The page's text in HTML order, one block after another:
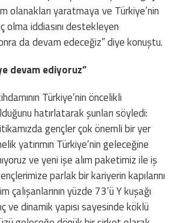
olanakları yaratmaya ve Türkiye’nin
iddiasını destekleyen
da devam edeceğiz” diye konuştu.
devam ediyoruz”
Türkiye’nin öncelikli
hatırlatarak şunları söyledi:
gençler çok önemli bir yer
yatırımın Türkiye’nin geleceğine
ve yeni işe alım paketimiz ile iş
parlak bir kariyerin kapılarını
çalışanlarının yüzde 73’ü Y kuşağı
ve dinamik yapısı sayesinde köklü